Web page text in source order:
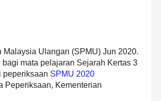
Ulangan (SPMU) Jun 2020.
mata pelajaran Sejarah Kertas 3
peperiksaan SPMU 2020
Peperiksaan, Kementerian